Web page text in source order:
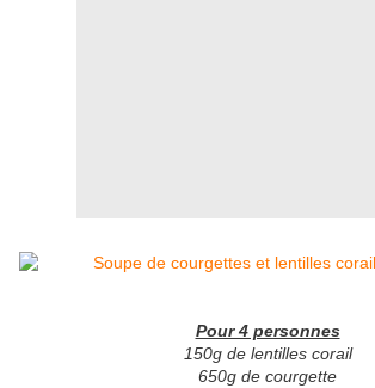
Pour 4 personnes
150g de lentilles corail
650g de courgette